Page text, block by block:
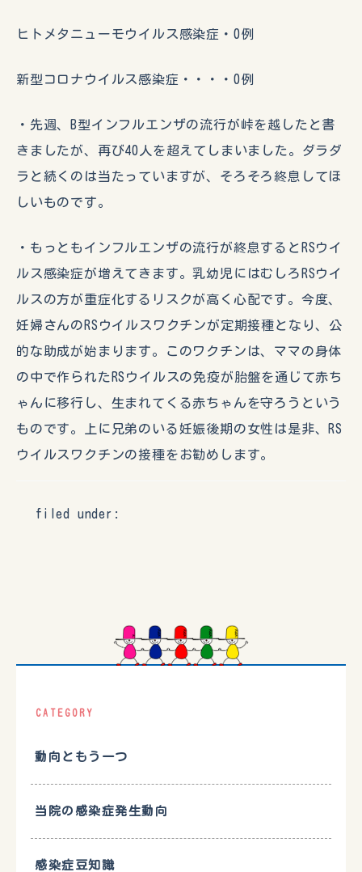
ヒトメタニューモウイルス感染症・0例
新型コロナウイルス感染症・・・・0例
・先週、B型インフルエンザの流行が峠を越したと書
きましたが、再び40人を超えてしまいました。ダラダ
ラと続くのは当たっていますが、そろそろ終息してほ
しいものです。
・もっともインフルエンザの流行が終息するとRSウイ
ルス感染症が増えてきます。乳幼児にはむしろRSウイ
ルスの方が重症化するリスクが高く心配です。今度、
妊婦さんのRSウイルスワクチンが定期接種となり、公
的な助成が始まります。このワクチンは、ママの身体
の中で作られたRSウイルスの免疫が胎盤を通じて赤ち
ゃんに移行し、生まれてくる赤ちゃんを守ろうという
ものです。上に兄弟のいる妊娠後期の女性は是非、RS
ウイルスワクチンの接種をお勧めします。
filed under:
CATEGORY
動向ともう一つ
当院の感染症発生動向
感染症豆知識